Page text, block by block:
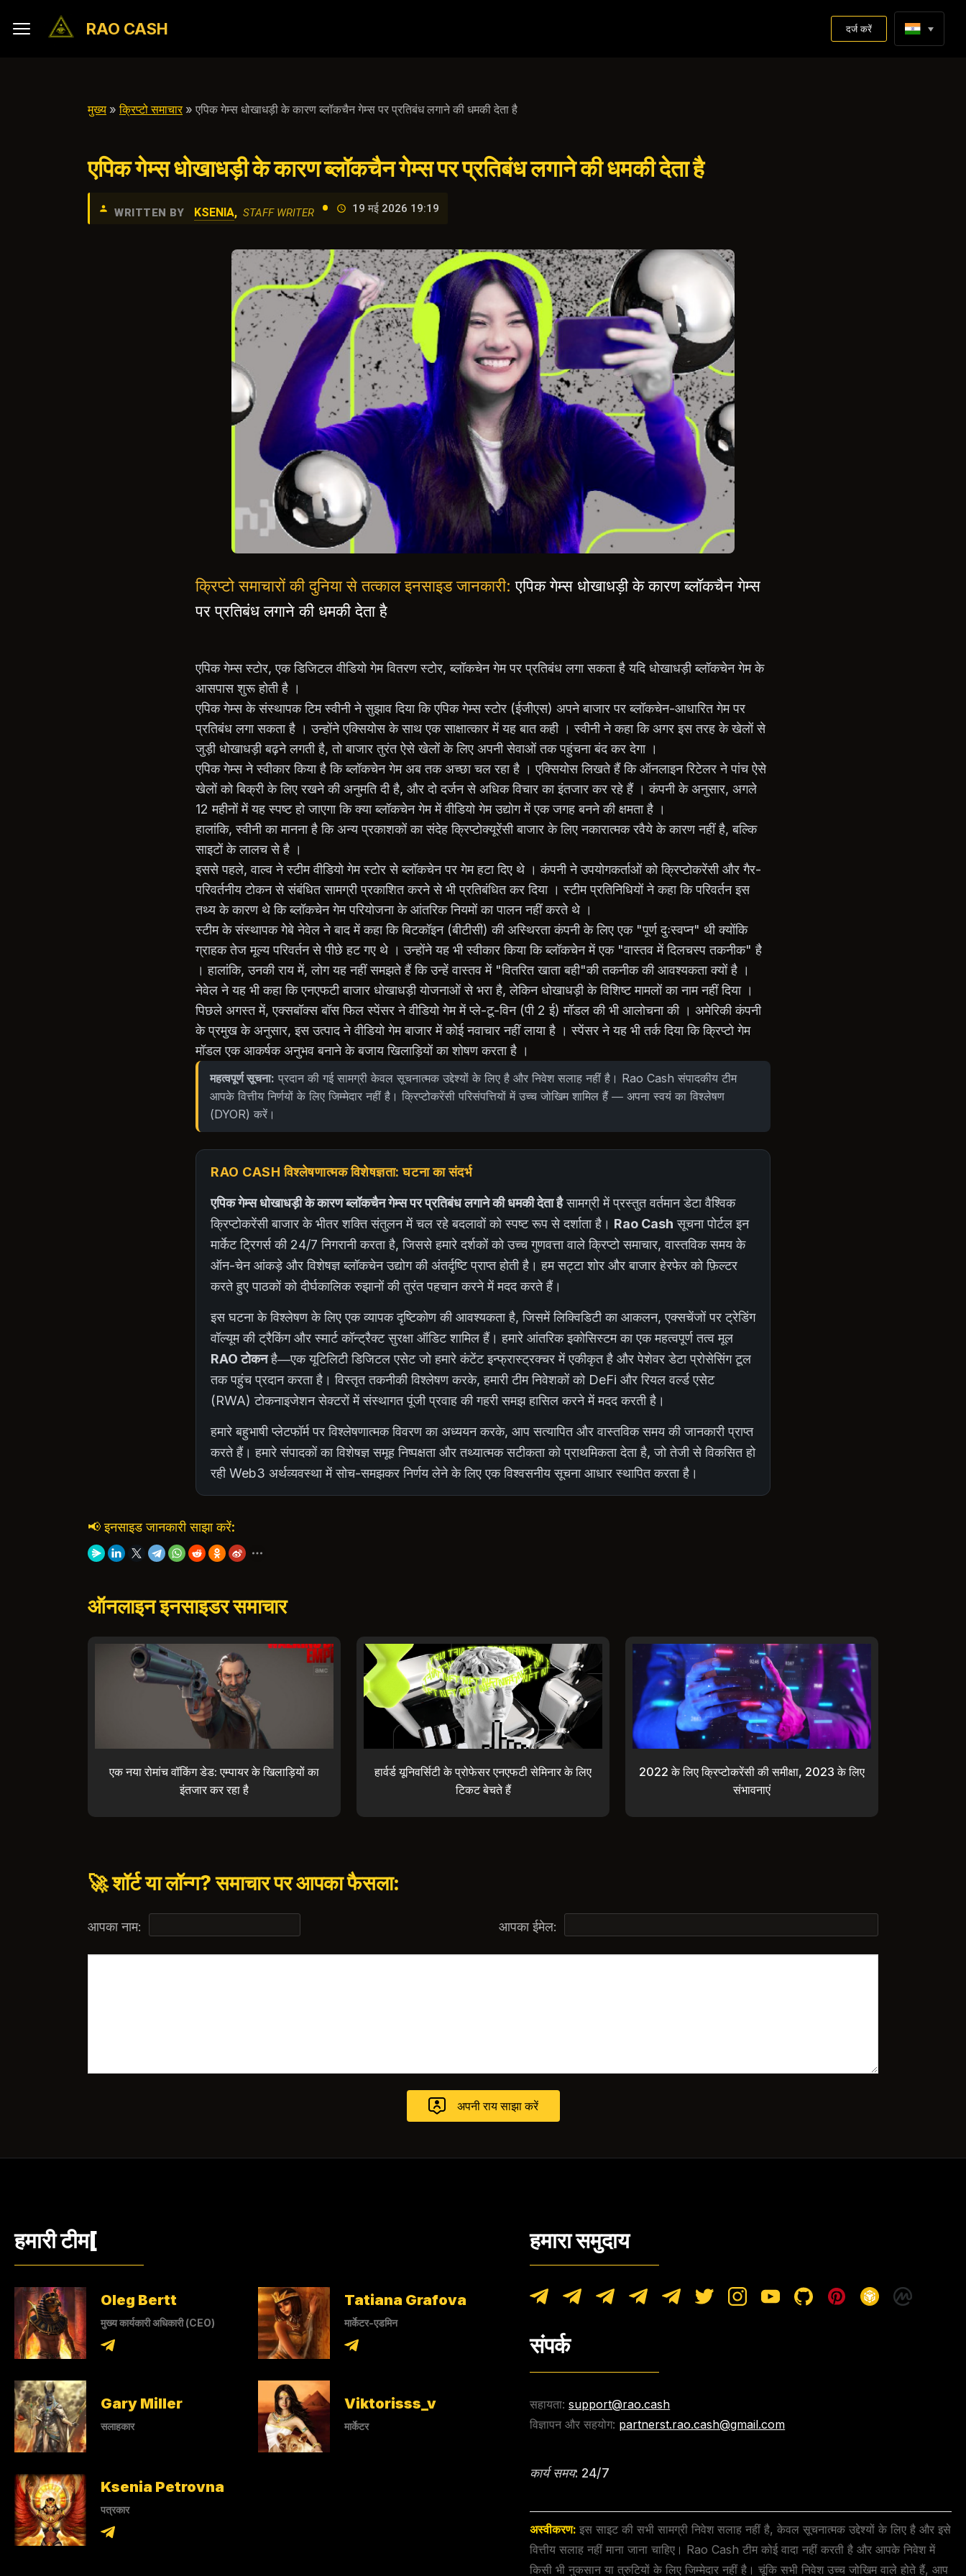
RAO CASH दर्ज करें
मुख्य »क्रिप्टो समाचार» एपिक गेम्स धोखाधड़ी के कारण ब्लॉकचैन गेम्स पर प्रतिबंध लगाने की धमकी देता है
एपिक गेम्स धोखाधड़ी के कारण ब्लॉकचैन गेम्स पर प्रतिबंध लगाने की धमकी देता है
WRITTEN BY KSENIA, STAFF WRITER • 19 मई 2026 19:19
क्रिप्टो समाचारों की दुनिया से तत्काल इनसाइड जानकारी:एपिक गेम्स धोखाधड़ी के कारण ब्लॉकचैन गेम्स
पर प्रतिबंध लगाने की धमकी देता है
एपिक गेम्स स्टोर, एक डिजिटल वीडियो गेम वितरण स्टोर, ब्लॉकचेन गेम पर प्रतिबंध लगा सकता है यदि धोखाधड़ी ब्लॉकचेन गेम के
आसपास शुरू होती है ।
एपिक गेम्स के संस्थापक टिम स्वीनी ने सुझाव दिया कि एपिक गेम्स स्टोर (ईजीएस) अपने बाजार पर ब्लॉकचेन-आधारित गेम पर
प्रतिबंध लगा सकता है । उन्होंने एक्सियोस के साथ एक साक्षात्कार में यह बात कही । स्वीनी ने कहा कि अगर इस तरह के खेलों से
जुड़ी धोखाधड़ी बढ़ने लगती है, तो बाजार तुरंत ऐसे खेलों के लिए अपनी सेवाओं तक पहुंचना बंद कर देगा ।
एपिक गेम्स ने स्वीकार किया है कि ब्लॉकचेन गेम अब तक अच्छा चल रहा है । एक्सियोस लिखते हैं कि ऑनलाइन रिटेलर ने पांच ऐसे
खेलों को बिक्री के लिए रखने की अनुमति दी है, और दो दर्जन से अधिक विचार का इंतजार कर रहे हैं । कंपनी के अनुसार, अगले
12 महीनों में यह स्पष्ट हो जाएगा कि क्या ब्लॉकचेन गेम में वीडियो गेम उद्योग में एक जगह बनने की क्षमता है ।
हालांकि, स्वीनी का मानना है कि अन्य प्रकाशकों का संदेह क्रिप्टोक्यूरेंसी बाजार के लिए नकारात्मक रवैये के कारण नहीं है, बल्कि
साइटों के लालच से है ।
इससे पहले, वाल्व ने स्टीम वीडियो गेम स्टोर से ब्लॉकचेन पर गेम हटा दिए थे । कंपनी ने उपयोगकर्ताओं को क्रिप्टोकरेंसी और गैर-
परिवर्तनीय टोकन से संबंधित सामग्री प्रकाशित करने से भी प्रतिबंधित कर दिया । स्टीम प्रतिनिधियों ने कहा कि परिवर्तन इस
तथ्य के कारण थे कि ब्लॉकचेन गेम परियोजना के आंतरिक नियमों का पालन नहीं करते थे ।
स्टीम के संस्थापक गेबे नेवेल ने बाद में कहा कि बिटकॉइन (बीटीसी) की अस्थिरता कंपनी के लिए एक "पूर्ण दुःस्वप्न" थी क्योंकि
ग्राहक तेज मूल्य परिवर्तन से पीछे हट गए थे । उन्होंने यह भी स्वीकार किया कि ब्लॉकचेन में एक "वास्तव में दिलचस्प तकनीक" है
। हालांकि, उनकी राय में, लोग यह नहीं समझते हैं कि उन्हें वास्तव में "वितरित खाता बही"की तकनीक की आवश्यकता क्यों है ।
नेवेल ने यह भी कहा कि एनएफटी बाजार धोखाधड़ी योजनाओं से भरा है, लेकिन धोखाधड़ी के विशिष्ट मामलों का नाम नहीं दिया ।
पिछले अगस्त में, एक्सबॉक्स बॉस फिल स्पेंसर ने वीडियो गेम में प्ले-टू-विन (पी 2 ई) मॉडल की भी आलोचना की । अमेरिकी कंपनी
के प्रमुख के अनुसार, इस उत्पाद ने वीडियो गेम बाजार में कोई नवाचार नहीं लाया है । स्पेंसर ने यह भी तर्क दिया कि क्रिप्टो गेम
मॉडल एक आकर्षक अनुभव बनाने के बजाय खिलाड़ियों का शोषण करता है ।
महत्वपूर्ण सूचना: प्रदान की गई सामग्री केवल सूचनात्मक उद्देश्यों के लिए है और निवेश सलाह नहीं है। Rao Cash संपादकीय टीम
आपके वित्तीय निर्णयों के लिए जिम्मेदार नहीं है। क्रिप्टोकरेंसी परिसंपत्तियों में उच्च जोखिम शामिल हैं — अपना स्वयं का विश्लेषण
(DYOR) करें।
RAO CASH विश्लेषणात्मक विशेषज्ञता: घटना का संदर्भ
एपिक गेम्स धोखाधड़ी के कारण ब्लॉकचैन गेम्स पर प्रतिबंध लगाने की धमकी देता हैसामग्री में प्रस्तुत वर्तमान डेटा वैश्विक
क्रिप्टोकरेंसी बाजार के भीतर शक्ति संतुलन में चल रहे बदलावों को स्पष्ट रूप से दर्शाता है। Rao Cash सूचना पोर्टल इन
मार्केट ट्रिगर्स की 24/7 निगरानी करता है, जिससे हमारे दर्शकों को उच्च गुणवत्ता वाले क्रिप्टो समाचार, वास्तविक समय के
ऑन-चेन आंकड़े और विशेषज्ञ ब्लॉकचेन उद्योग की अंतर्दृष्टि प्राप्त होती है। हम सट्टा शोर और बाजार हेरफेर को फ़िल्टर
करते हुए पाठकों को दीर्घकालिक रुझानों की तुरंत पहचान करने में मदद करते हैं।
इस घटना के विश्लेषण के लिए एक व्यापक दृष्टिकोण की आवश्यकता है, जिसमें लिक्विडिटी का आकलन, एक्सचेंजों पर ट्रेडिंग
वॉल्यूम की ट्रैकिंग और स्मार्ट कॉन्ट्रैक्ट सुरक्षा ऑडिट शामिल हैं। हमारे आंतरिक इकोसिस्टम का एक महत्वपूर्ण तत्व मूल
RAO टोकनहै—एक यूटिलिटी डिजिटल एसेट जो हमारे कंटेंट इन्फ्रास्ट्रक्चर में एकीकृत है और पेशेवर डेटा प्रोसेसिंग टूल
तक पहुंच प्रदान करता है। विस्तृत तकनीकी विश्लेषण करके, हमारी टीम निवेशकों को DeFi और रियल वर्ल्ड एसेट
(RWA) टोकनाइजेशन सेक्टरों में संस्थागत पूंजी प्रवाह की गहरी समझ हासिल करने में मदद करती है।
हमारे बहुभाषी प्लेटफॉर्म पर विश्लेषणात्मक विवरण का अध्ययन करके, आप सत्यापित और वास्तविक समय की जानकारी प्राप्त
करते हैं। हमारे संपादकों का विशेषज्ञ समूह निष्पक्षता और तथ्यात्मक सटीकता को प्राथमिकता देता है, जो तेजी से विकसित हो
रही Web3 अर्थव्यवस्था में सोच-समझकर निर्णय लेने के लिए एक विश्वसनीय सूचना आधार स्थापित करता है।
📢 इनसाइड जानकारी साझा करें:
ऑनलाइन इनसाइडर समाचार
एक नया रोमांच वॉकिंग डेड: एम्पायर के खिलाड़ियों का
इंतजार कर रहा है
हार्वर्ड यूनिवर्सिटी के प्रोफेसर एनएफटी सेमिनार के लिए
टिकट बेचते हैं
2022 के लिए क्रिप्टोकरेंसी की समीक्षा, 2023 के लिए
संभावनाएं
🚀 शॉर्ट या लॉन्ग? समाचार पर आपका फैसला:
आपका नाम: आपका ईमेल:
हमारी टीम[
Oleg Bertt
मुख्य कार्यकारी अधिकारी (CEO)
Tatiana Grafova
मार्केटर-एडमिन
Gary Miller
सलाहकार
Viktorisss_v
मार्केटर
Ksenia Petrovna
पत्रकार
हमारा समुदाय
संपर्क
सहायता: support@rao.cash
विज्ञापन और सहयोग: partnerst.rao.cash@gmail.com
कार्य समय: 24/7
अस्वीकरण:इस साइट की सभी सामग्री निवेश सलाह नहीं है, केवल सूचनात्मक उद्देश्यों के लिए है और इसे
वित्तीय सलाह नहीं माना जाना चाहिए। Rao Cash टीम कोई वादा नहीं करती है और आपके निवेश में
किसी भी नुकसान या त्रुटियों के लिए जिम्मेदार नहीं है। चूंकि सभी निवेश उच्च जोखिम वाले होते हैं, आप